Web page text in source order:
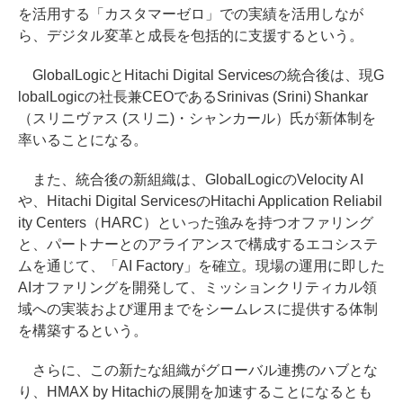
を活用する「カスタマーゼロ」での実績を活用しなが
ら、デジタル変革と成長を包括的に支援するという。
GlobalLogicとHitachi Digital Servicesの統合後は、現G
lobalLogicの社長兼CEOであるSrinivas (Srini) Shankar
（スリニヴァス (スリニ)・シャンカール）氏が新体制を
率いることになる。
また、統合後の新組織は、GlobalLogicのVelocity AI
や、Hitachi Digital ServicesのHitachi Application Reliabil
ity Centers（HARC）といった強みを持つオファリング
と、パートナーとのアライアンスで構成するエコシステ
ムを通じて、「AI Factory」を確立。現場の運用に即した
AIオファリングを開発して、ミッションクリティカル領
域への実装および運用までをシームレスに提供する体制
を構築するという。
さらに、この新たな組織がグローバル連携のハブとな
り、HMAX by Hitachiの展開を加速することになるとも